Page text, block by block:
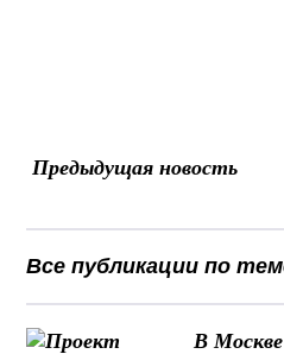
Предыдущая новость
Все публикации по
В